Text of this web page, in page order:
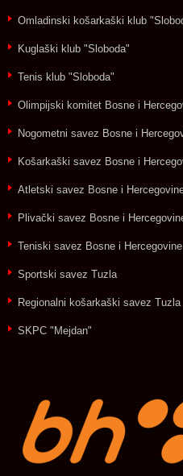
Omladinski košarkaški klub
Kuglaški klub "Sloboda"
Tenis klub "Sloboda"
Olimpijski komitet Bosne i
Nogometni savez Bosne i
Košarkaški savez Bosne i
Atletski savez Bosne i
Plivački savez Bosne i
Teniski savez Bosne i Hercegovine
Sportski savez Tuzla
Regionalni košarkaški savez Tuzla
SKPC "Mejdan"